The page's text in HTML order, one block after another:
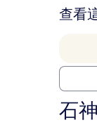
查看
石